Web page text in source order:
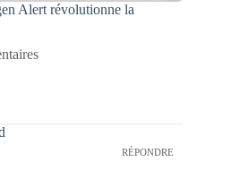
Alert révolutionne la
RÉPONDRE